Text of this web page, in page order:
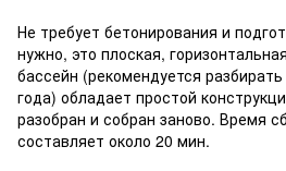
Не требует бетонирования и
нужно, это плоская,
бассейн (рекомендуется
года) обладает простой
разобран и собран заново. Время
составляет около 20 мин.